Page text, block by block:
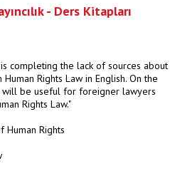
- Ders Kitapları
completing the lack of sources about
Rights Law in English. On the
be useful for foreigner lawyers
Rights Law."
Human Rights